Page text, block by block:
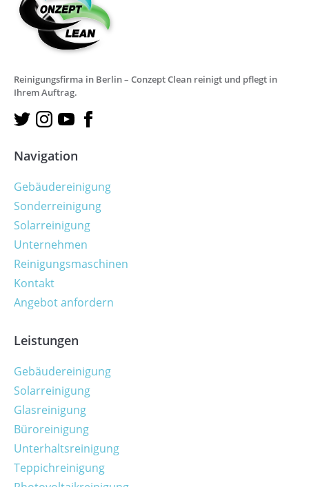
Reinigungsfirma in Berlin – Conzept Clean reinigt und pflegt in
Ihrem Auftrag.
Navigation
Gebäudereinigung
Sonderreinigung
Solarreinigung
Unternehmen
Reinigungsmaschinen
Kontakt
Angebot anfordern
Leistungen
Gebäudereinigung
Solarreinigung
Glasreinigung
Büroreinigung
Unterhaltsreinigung
Teppichreinigung